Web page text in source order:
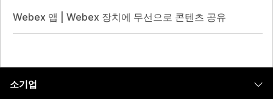
Webex 앱 | Webex 장치에 무선으로 콘텐츠 공유
소기업